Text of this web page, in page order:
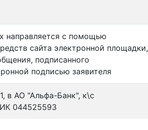
направляется с помощью
сайта электронной площадки,
подписанного
подписью заявителя
в АО "Альфа-Банк", к\с
044525593